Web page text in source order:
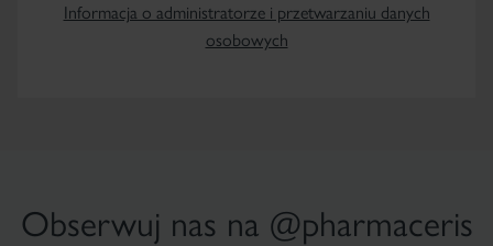
Informacja o administratorze i przetwarzaniu danych
osobowych
Obserwuj nas na @pharmaceris